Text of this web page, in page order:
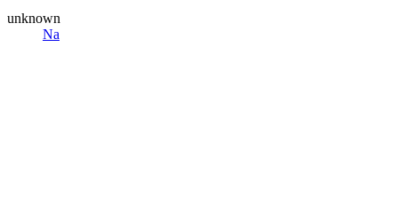
unknown
Na